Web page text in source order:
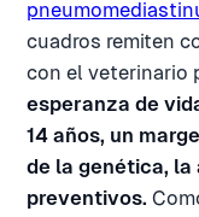
cuadros remiten
con el veterinario
esperanza de
14 años, un
de la genética,
preventivos.